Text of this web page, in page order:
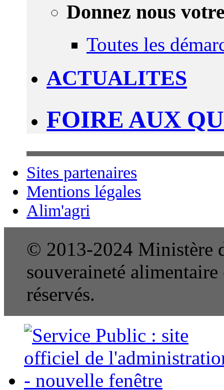
Donnez nous
Toutes les
ACTUALITES
FOIRE AUX
Sites partenaires
Mentions légales
Alim'agri
© 2013-2024 Ministère
souveraineté
réservés.